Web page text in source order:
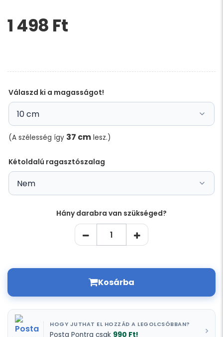
Kérem,
hagyja
1 498 Ft‎
Válaszd ki a magasságot!
(A szélesség így 37 cm lesz.)
Kétoldalú ragasztószalag
Hány darabra van szükséged?
Kosárba
HOGY JUTHAT EL HOZZÁD A LEGOLCSÓBBAN?
Posta Pontra csak 990 Ft!